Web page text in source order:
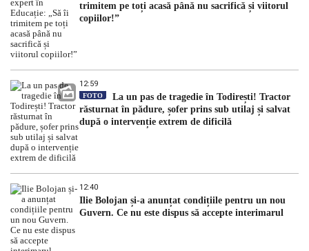
trimitem pe toți acasă până nu sacrifică și viitorul
copiilor!”
12:59
FOTO
La un pas de tragedie în Todirești! Tractor
răsturnat în pădure, șofer prins sub utilaj și salvat
după o intervenție extrem de dificilă
12:40
Ilie Bolojan și-a anunțat condițiile pentru un nou
Guvern. Ce nu este dispus să accepte interimarul